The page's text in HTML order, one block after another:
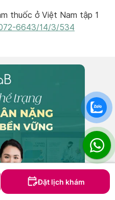
Đặt lịch khám
thuốc ở Việt Nam tập 1
6643/14/3/534